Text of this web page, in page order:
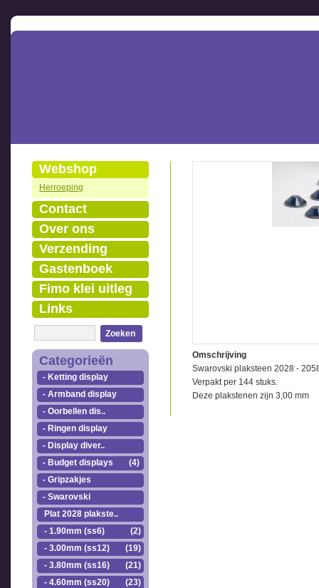
Webshop
Herroeping
Contact
Over ons
Verzending
Gastenboek
Fimo klei uitleg
Links
Zoeken
Categorieën
- Ketting display
- Armband display
- Oorbellen dis..
- Ringen display
- Display diver..
- Budget displays
(4)
- Gripzakjes
- Swarovski
Plat 2028 plakste..
- 1.90mm (ss6)
(2)
- 3.00mm (ss12)
(19)
- 3.80mm (ss16)
(21)
- 4.60mm (ss20)
(23)
Omschrijving
Swarovski plaksteen 2028 -
Verpakt per 144 stuks.
Deze plakstenen zijn 3,00 mm